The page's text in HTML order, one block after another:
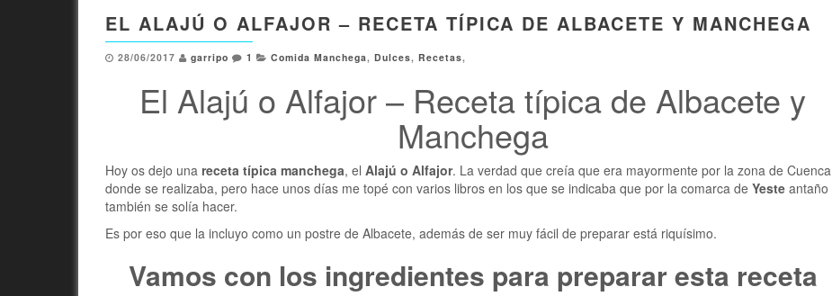
EL ALAJÚ O ALFAJOR – RECETA TÍPICA DE ALBACETE Y MANCHEGA
28/06/2017 garripo 1 Comida Manchega, Dulces, Recetas,
El Alajú o Alfajor – Receta típica de Albacete y
Manchega
Hoy os dejo una receta típica manchega, el Alajú o Alfajor. La verdad que creía que era mayormente por la zona de Cuenca
donde se realizaba, pero hace unos días me topé con varios libros en los que se indicaba que por la comarca de Yeste antaño
también se solía hacer.
Es por eso que la incluyo como un postre de Albacete, además de ser muy fácil de preparar está riquísimo.
Vamos con los ingredientes para preparar esta receta